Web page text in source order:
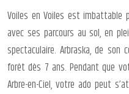
Voiles en Voiles est imbattable
avec ses parcours au sol, en
spectaculaire. Arbraska, de
forêt dès 7 ans. Pendant que
Arbre-en-Ciel, votre ado peut